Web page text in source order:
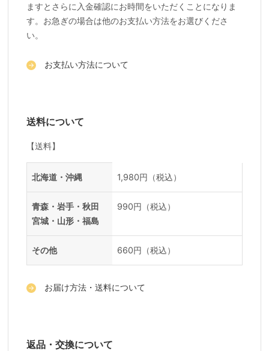
ますとさらに入金確認にお時間をいただくことになりま
す。お急ぎの場合は他のお支払い方法をお選びくださ
い。
お支払い方法について
送料について
【送料】
地域 料金
北海道・沖縄 1,980円（税込）
青森・岩手・秋田
宮城・山形・福島
990円（税込）
その他 660円（税込）
お届け方法・送料について
返品・交換について